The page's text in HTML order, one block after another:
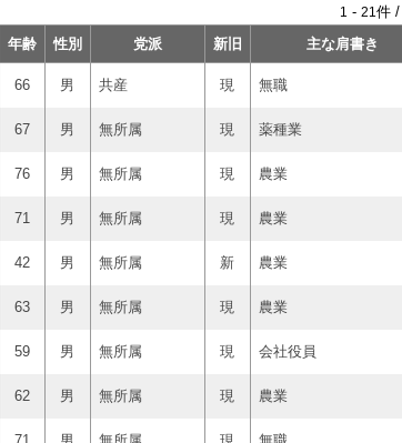
1 - 21件 /
年齢 性別 党派 新旧 主な肩書き
66 男 共産 現 無職
67 男 無所属 現 薬種業
76 男 無所属 現 農業
71 男 無所属 現 農業
42 男 無所属 新 農業
63 男 無所属 現 農業
59 男 無所属 現 会社役員
62 男 無所属 現 農業